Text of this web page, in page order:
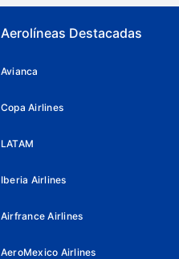
Aerolíneas Destacadas
Avianca
Copa Airlines
LATAM
Iberia Airlines
Airfrance Airlines
AeroMexico Airlines